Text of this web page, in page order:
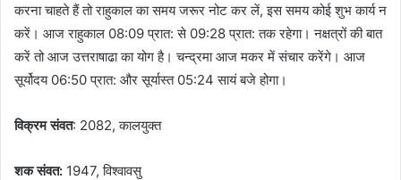
करना चाहते हैं तो राहुकाल का समय जरूर नोट कर लें, इस समय कोई शुभ कार्य न
करें। आज राहुकाल 08:09 प्रात: से 09:28 प्रात: तक रहेगा। नक्षत्रों की बात
करें तो आज उत्तराषाढा का योग है। चन्द्रमा आज मकर में संचार करेंगे। आज
सूर्योदय 06:50 प्रात: और सूर्यास्त 05:24 सायं बजे होगा।
विक्रम संवत: 2082, कालयुक्त
शक संवत: 1947, विश्वावसु